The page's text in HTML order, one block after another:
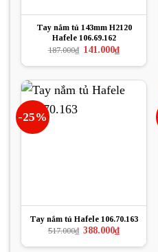
Tay nắm tủ 143mm H2120
Hafele 106.69.162
187.000₫ Giá
là:
141.000₫Giá
hiện
tại
141.000₫.
-25%
Tay nắm tủ Hafele 106.70.163
517.000₫ Giá
là:
388.000₫Giá
hiện
tại